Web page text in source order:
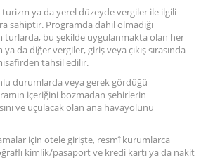
turizm ya da yerel düzeyde vergiler ile ilgili
sahiptir. Programda dahil olmadığı
turlarda, bu şekilde uygulanmakta olan her
da diğer vergiler, giriş veya çıkış sırasında
tahsil edilir.
durumlarda veya gerek gördüğü
içeriğini bozmadan şehirlerin
ve uçulacak olan ana havayolunu
için otele girişte, resmî kurumlarca
kimlik/pasaport ve kredi kartı ya da nakit